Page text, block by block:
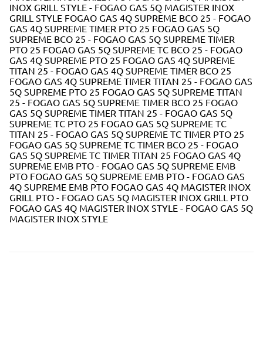
INOX GRILL STYLE - FOGAO GAS 5Q MAGISTER INOX
GRILL STYLE FOGAO GAS 4Q SUPREME BCO 25 - FOGAO
GAS 4Q SUPREME TIMER PTO 25 FOGAO GAS 5Q
SUPREME BCO 25 - FOGAO GAS 5Q SUPREME TIMER
PTO 25 FOGAO GAS 5Q SUPREME TC BCO 25 - FOGAO
GAS 4Q SUPREME PTO 25 FOGAO GAS 4Q SUPREME
TITAN 25 - FOGAO GAS 4Q SUPREME TIMER BCO 25
FOGAO GAS 4Q SUPREME TIMER TITAN 25 - FOGAO GAS
5Q SUPREME PTO 25 FOGAO GAS 5Q SUPREME TITAN
25 - FOGAO GAS 5Q SUPREME TIMER BCO 25 FOGAO
GAS 5Q SUPREME TIMER TITAN 25 - FOGAO GAS 5Q
SUPREME TC PTO 25 FOGAO GAS 5Q SUPREME TC
TITAN 25 - FOGAO GAS 5Q SUPREME TC TIMER PTO 25
FOGAO GAS 5Q SUPREME TC TIMER BCO 25 - FOGAO
GAS 5Q SUPREME TC TIMER TITAN 25 FOGAO GAS 4Q
SUPREME EMB PTO - FOGAO GAS 5Q SUPREME EMB
PTO FOGAO GAS 5Q SUPREME EMB PTO - FOGAO GAS
4Q SUPREME EMB PTO FOGAO GAS 4Q MAGISTER INOX
GRILL PTO - FOGAO GAS 5Q MAGISTER INOX GRILL PTO
FOGAO GAS 4Q MAGISTER INOX STYLE - FOGAO GAS 5Q
MAGISTER INOX STYLE